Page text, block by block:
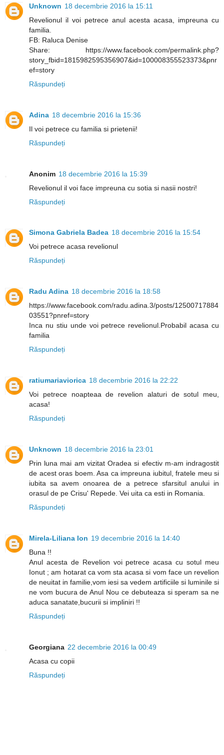
Unknown 18 decembrie 2016 la 15:11
Revelionul il voi petrece anul acesta acasa, impreuna cu
familia.
FB: Raluca Denise
Share: https://www.facebook.com/permalink.php?
story_fbid=1815982595356907&id=100008355523373&pnr
ef=story
Răspundeți
Adina 18 decembrie 2016 la 15:36
Il voi petrece cu familia si prietenii!
Răspundeți
Anonim 18 decembrie 2016 la 15:39
Revelionul il voi face impreuna cu sotia si nasii nostri!
Răspundeți
Simona Gabriela Badea 18 decembrie 2016 la 15:54
Voi petrece acasa revelionul
Răspundeți
Radu Adina 18 decembrie 2016 la 18:58
https://www.facebook.com/radu.adina.3/posts/12500717884
03551?pnref=story
Inca nu stiu unde voi petrece revelionul.Probabil acasa cu
familia
Răspundeți
ratiumariaviorica 18 decembrie 2016 la 22:22
Voi petrece noapteaa de revelion alaturi de sotul meu,
acasa!
Răspundeți
Unknown 18 decembrie 2016 la 23:01
Prin luna mai am vizitat Oradea si efectiv m-am indragostit
de acest oras boem. Asa ca impreuna iubitul, fratele meu si
iubita sa avem onoarea de a petrece sfarsitul anului in
orasul de pe Crisu' Repede. Vei uita ca esti in Romania.
Răspundeți
Mirela-Liliana Ion 19 decembrie 2016 la 14:40
Buna !!
Anul acesta de Revelion voi petrece acasa cu sotul meu
Ionut ; am hotarat ca vom sta acasa si vom face un revelion
de neuitat in familie,vom iesi sa vedem artificiile si luminile si
ne vom bucura de Anul Nou ce debuteaza si speram sa ne
aduca sanatate,bucurii si impliniri !!
Răspundeți
Georgiana 22 decembrie 2016 la 00:49
Acasa cu copii
Răspundeți